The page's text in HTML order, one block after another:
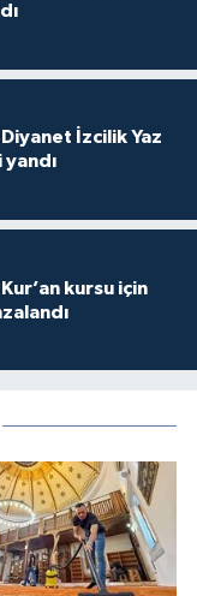
İzcilik Yaz
yandı
Kur’an kursu için